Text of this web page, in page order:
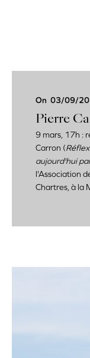
On 03/09/
Pierre
9 mars, 17h :
Carron (
aujourd'hui
l'Association
Chartres, à la